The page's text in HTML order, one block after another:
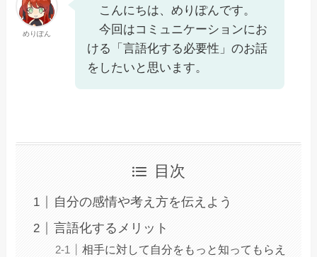
めりぽん
こんにちは、めりぽんです。
今回はコミュニケーションにお
ける「言語化する必要性」のお話
をしたいと思います。
目次
自分の感情や考え方を伝えよう
言語化するメリット
相手に対して自分をもっと知ってもらえ